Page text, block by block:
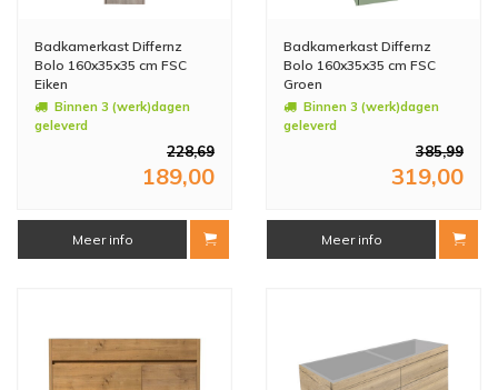
Badkamerkast Differnz
Bolo 160x35x35 cm FSC
Eiken
Binnen 3 (werk)dagen
geleverd
228,69
189,00
Meer info
Badkamerkast Differnz
Bolo 160x35x35 cm FSC
Groen
Binnen 3 (werk)dagen
geleverd
385,99
319,00
Meer info